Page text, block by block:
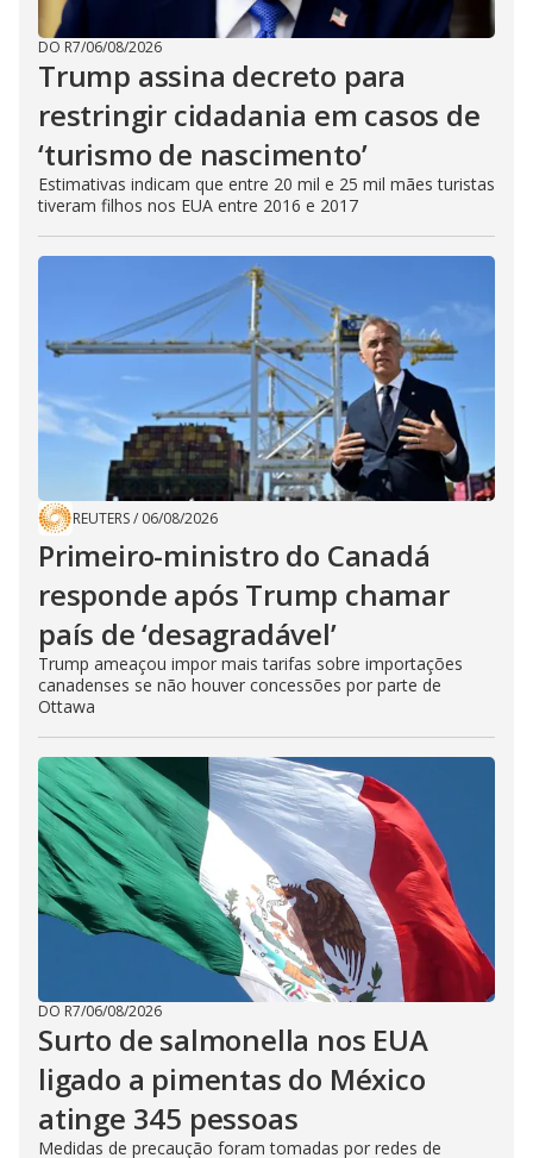
DO R7/06/08/2026
Trump assina decreto para
restringir cidadania em casos de
‘turismo de nascimento’
Estimativas indicam que entre 20 mil e 25 mil mães turistas
tiveram filhos nos EUA entre 2016 e 2017
REUTERS/ 06/08/2026
Primeiro-ministro do Canadá
responde após Trump chamar
país de ‘desagradável’
Trump ameaçou impor mais tarifas sobre importações
canadenses se não houver concessões por parte de
Ottawa
DO R7/06/08/2026
Surto de salmonella nos EUA
ligado a pimentas do México
atinge 345 pessoas
Medidas de precaução foram tomadas por redes de